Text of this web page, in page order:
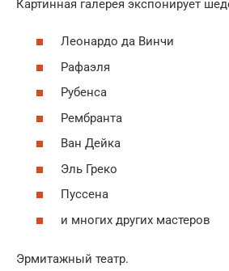
Картинная галерея экспонирует
Леонардо да Винчи
Рафаэля
Рубенса
Рембранта
Ван Дейка
Эль Греко
Пуссена
и многих других мастеров
Эрмитажный театр.